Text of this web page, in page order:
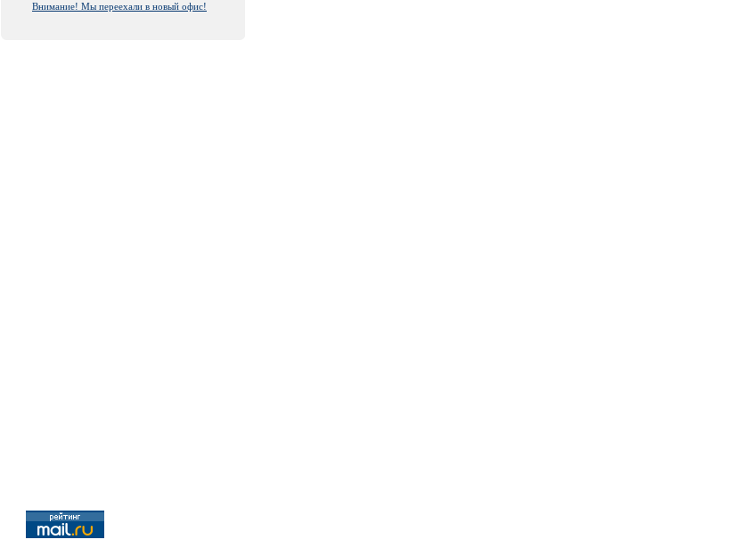
Внимание! Мы переехали в новый офис!